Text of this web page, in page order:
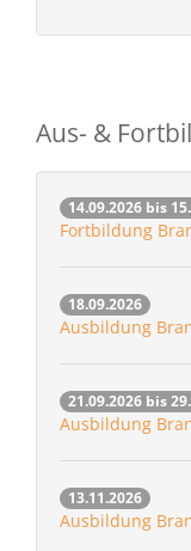
Aus- &
14.09.2026 bis
Fortbildung
18.09.2026
Ausbildung
21.09.2026 bis
Ausbildung
13.11.2026
Ausbildung